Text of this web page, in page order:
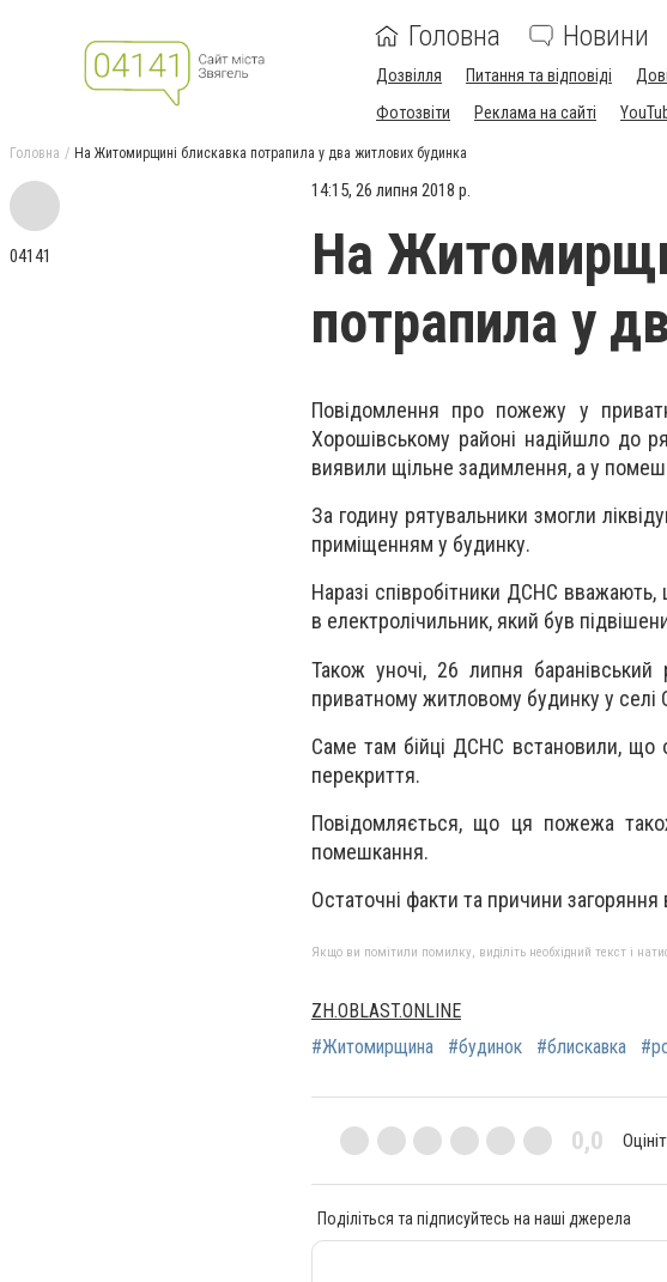
Головна Новини
Дозвілля Питання та відповіді
Фотозвіти
Реклама на сайті
Головна На Житомирщині блискавка потрапила у два житлових будинка
04141
14:15, 26 липня 2018 р.
На
потрапила у
Повідомлення про пожежу у
Хорошівському районі надійшло до
виявили щільне задимлення, а у
За годину рятувальники змогли
приміщенням у будинку.
Наразі співробітники ДСНС
в електролічильник, який був
Також уночі, 26 липня баранівський
приватному житловому будинку у селі
Саме там бійці ДСНС встановили, що
перекриття.
Повідомляється, що ця пожежа
помешкання.
Остаточні факти та причини
Якщо ви помітили помилку, виділіть необхідний текст і
ZH.OBLAST.ONLINE
#Житомирщина
#будинок #блискавка
0,0
Поділіться та підписуйтесь на наші джерела